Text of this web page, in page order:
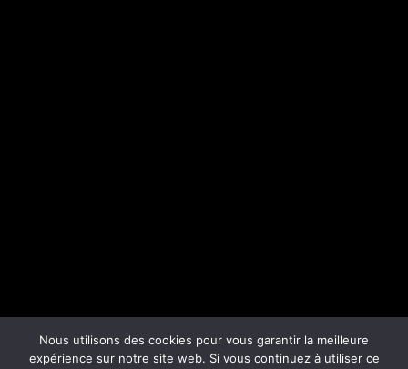
Nous utilisons des cookies pour vous garantir la meilleure
expérience sur notre site web. Si vous continuez à utiliser ce